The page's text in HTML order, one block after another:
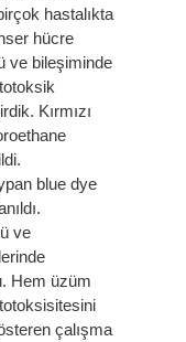
hastalıkta
hücre
ve bileşiminde
Kırmızı
blue dye
ve
Hem üzüm
çalışma